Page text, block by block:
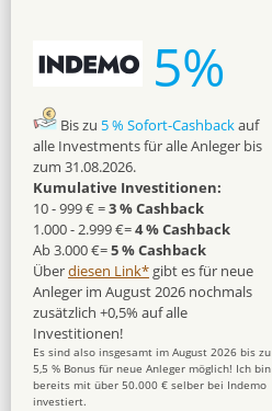
5%
Bis zu 5 % Sofort-Cashbackauf
alle Investments für alle Anleger bis
zum 31.08.2026.
Kumulative Investitionen:
10 - 999 € =3 % Cashback
1.000 - 2.999 €=4 % Cashback
Ab 3.000 €=5 % Cashback
Überdiesen Link* gibt es für neue
Anleger im August 2026 nochmals
zusätzlich +0,5% auf alle
Investitionen!
Es sind also insgesamt im August 2026 bis zu
5,5 % Bonus für neue Anleger möglich! Ich bin
bereits mit über 50.000 € selber bei Indemo
investiert.